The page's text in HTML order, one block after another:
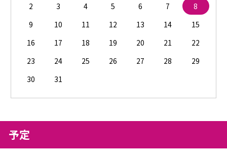
2
3 4 5 6 7
8
9
10 11 12 13 14
15
16
17 18 19 20 21
22
23
24 25 26 27 28
29
30
31
予定